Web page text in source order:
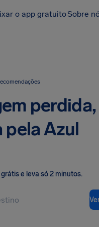
o app gratuitoSobre
perdida,
Azul
grátis e leva só 2 minutos.